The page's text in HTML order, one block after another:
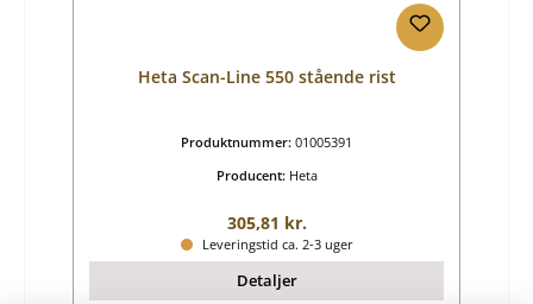
Heta Scan-Line 550 stående rist
Produktnummer: 01005391
Producent: Heta
Almindelig pris:
305,81 kr.
Leveringstid ca. 2-3 uger
Detaljer